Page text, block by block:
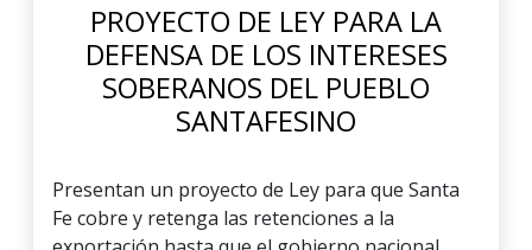
PROYECTO DE LEY PARA LA
DEFENSA DE LOS INTERESES
SOBERANOS DEL PUEBLO
SANTAFESINO
Presentan un proyecto de Ley para que Santa
Fe cobre y retenga las retenciones a la